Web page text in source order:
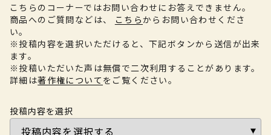
こちらのコーナーではお問い合わせにお答えできません。
商品へのご質問などは、
こちらからお問い合わせくださ
い。
※投稿内容を選択いただけると、下記ボタンから送信が出来
ます。
※投稿いただいた声は無償で二次利用することがあります。
詳細は著作権について をご覧ください。
投稿内容を選択